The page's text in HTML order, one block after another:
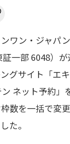
開発
セス
ワン・ジャパ
一部 6048）
グサイト「エ
ネット予約」
数を一括で変
た。